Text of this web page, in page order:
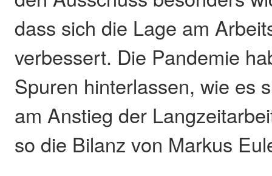
dass sich die Lage am
verbessert. Die Pandemie
Spuren hinterlassen, wie es
am Anstieg der
so die Bilanz von Markus